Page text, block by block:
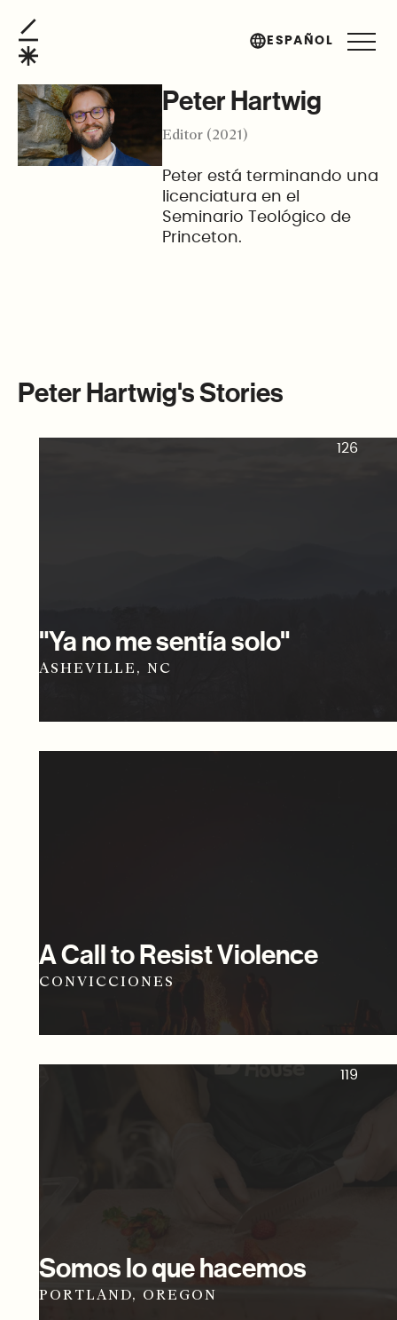
ESPAÑOL
Peter Hartwig
Editor (2021)
Peter está terminando una
licenciatura en el
Seminario Teológico de
Princeton.
Peter Hartwig's Stories
126
"Ya no me sentía solo"
ASHEVILLE, NC
A Call to Resist Violence
CONVICCIONES
119
Somos lo que hacemos
PORTLAND, OREGON